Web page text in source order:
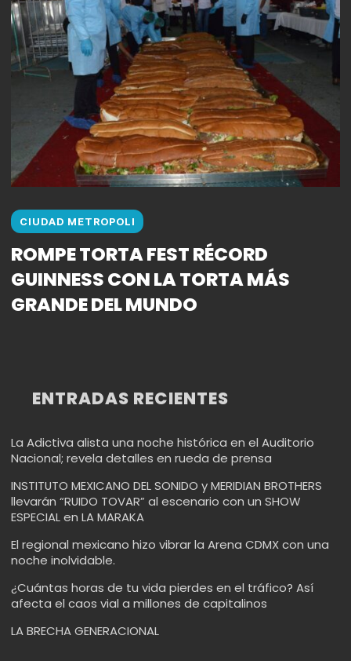
CIUDAD METROPOLI
ROMPE TORTA FEST RÉCORD
GUINNESS CON LA TORTA MÁS
GRANDE DEL MUNDO
ENTRADAS RECIENTES
La Adictiva alista una noche histórica en el Auditorio
Nacional; revela detalles en rueda de prensa
INSTITUTO MEXICANO DEL SONIDO y MERIDIAN BROTHERS
llevarán “RUIDO TOVAR” al escenario con un SHOW
ESPECIAL en LA MARAKA
El regional mexicano hizo vibrar la Arena CDMX con una
noche inolvidable.
¿Cuántas horas de tu vida pierdes en el tráfico? Así
afecta el caos vial a millones de capitalinos
LA BRECHA GENERACIONAL